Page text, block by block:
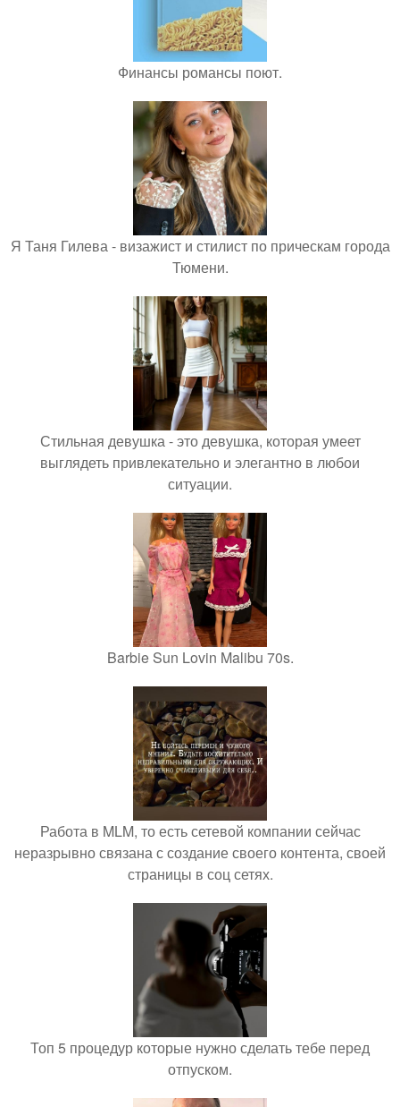
Финансы романсы поют.
Я Таня Гилева - визажист и стилист по прическам города
Тюмени.
Стильная девушка - это девушка, которая умеет
выглядеть привлекательно и элегантно в любои
ситуации.
Barbie Sun Lovin Malibu 70s.
Работа в MLM, то есть сетевой компании сейчас
неразрывно связана с создание своего контента, своей
страницы в соц сетях.
Топ 5 процедур которые нужно сделать тебе перед
отпуском.